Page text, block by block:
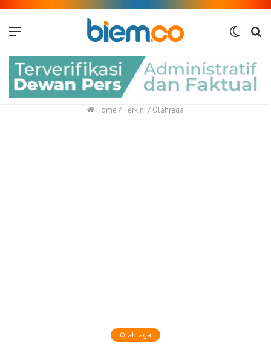
Switch
Home / Terkini / Olahraga
Olahraga